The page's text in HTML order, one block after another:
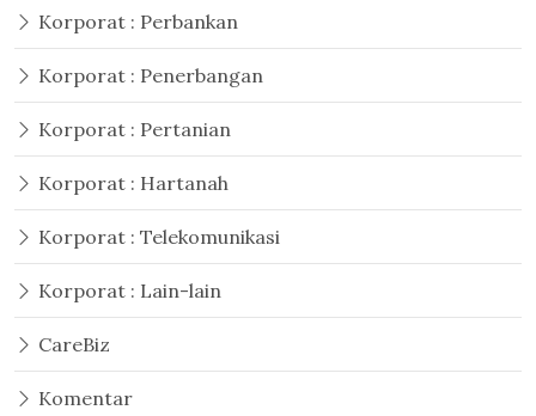
Korporat : Perbankan
Korporat : Penerbangan
Korporat : Pertanian
Korporat : Hartanah
Korporat : Telekomunikasi
Korporat : Lain-lain
CareBiz
Komentar